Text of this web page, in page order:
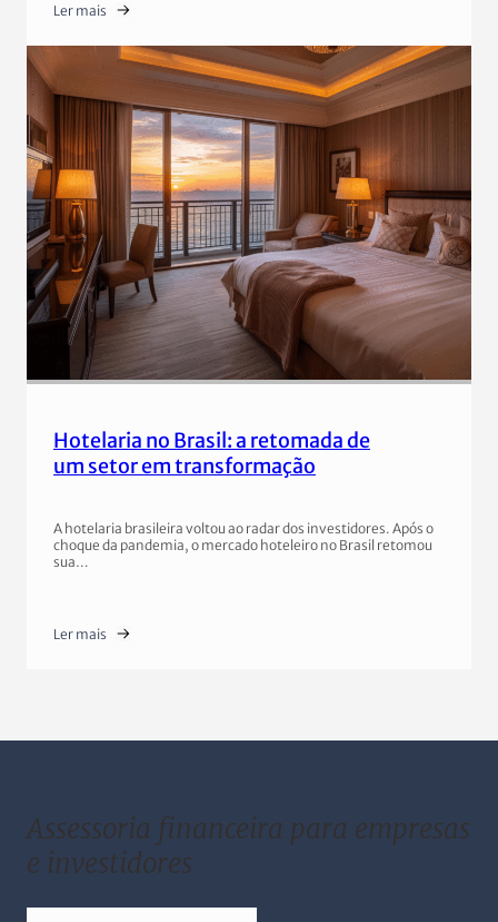
Ler mais
Hotelaria no Brasil: a retomada de
um setor em transformação
A hotelaria brasileira voltou ao radar dos investidores. Após o
choque da pandemia, o mercado hoteleiro no Brasil retomou
sua…
Ler mais
Assessoria financeira para empresas
e investidores